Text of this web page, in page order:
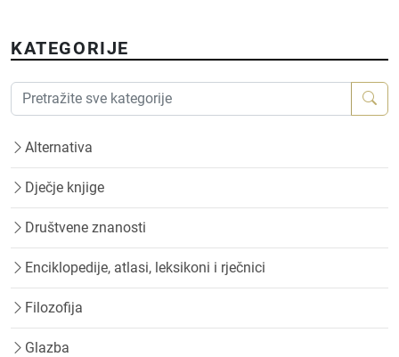
KATEGORIJE
Alternativa
Dječje knjige
Društvene znanosti
Enciklopedije, atlasi, leksikoni i rječnici
Filozofija
Glazba